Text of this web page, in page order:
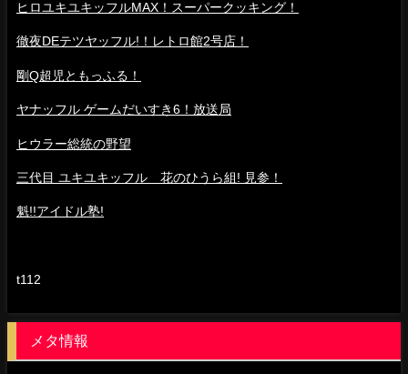
ヒロユキユキッフルMAX！スーパークッキング！
徹夜DEテツヤッフル!！レトロ館2号店！
剛Q超児ともっふる！
ヤナッフル ゲームだいすき6！放送局
ヒウラー総統の野望
三代目 ユキユキッフル 花のひうら組! 見参！
魁!!アイドル塾!
t112
メタ情報